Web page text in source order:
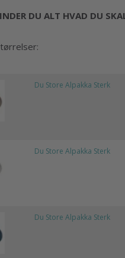
DU ALT HVAD DU
Du Store Alpakka Sterk
Du Store Alpakka Sterk
Du Store Alpakka Sterk